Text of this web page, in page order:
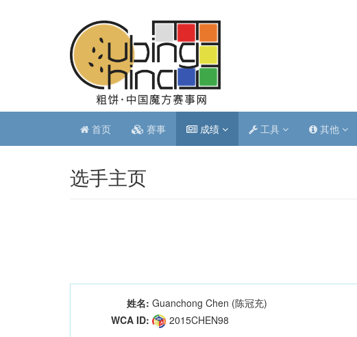
首页 赛事 成绩 工具 其他
选手主页
姓名: Guanchong Chen (陈冠充)
WCA ID:
2015CHEN98